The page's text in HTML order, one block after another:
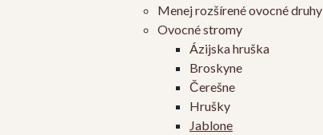
Menej rozšírené ovocné druhy
Ovocné stromy
Ázijska hruška
Broskyne
Čerešne
Hrušky
Jablone